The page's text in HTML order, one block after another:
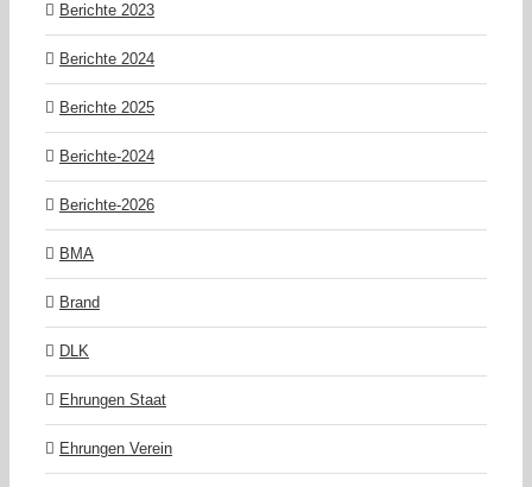
Berichte 2023
Berichte 2024
Berichte 2025
Berichte-2024
Berichte-2026
BMA
Brand
DLK
Ehrungen Staat
Ehrungen Verein